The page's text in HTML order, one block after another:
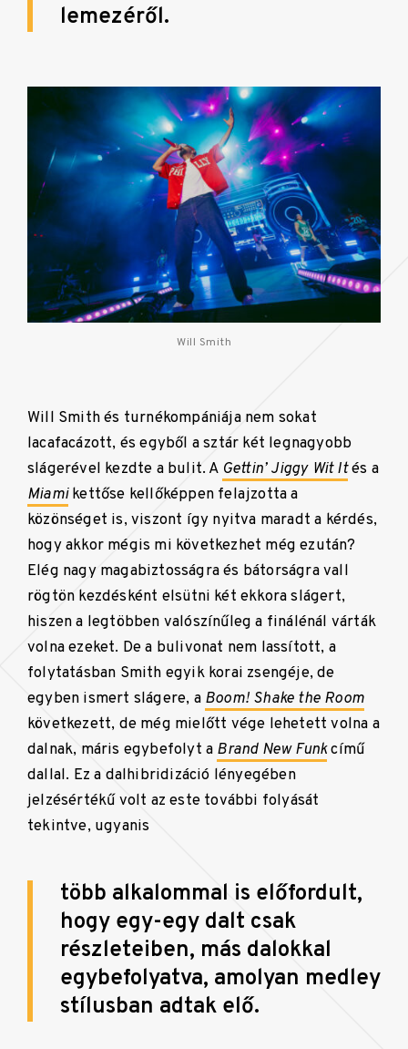
lemezéről.
Will Smith
Will Smith és turnékompániája nem sokat
lacafacázott, és egyből a sztár két legnagyobb
slágerével kezdte a bulit. A Gettin’ Jiggy Wit Ités a
Miamikettőse kellőképpen felajzotta a
közönséget is, viszont így nyitva maradt a kérdés,
hogy akkor mégis mi következhet még ezután?
Elég nagy magabiztosságra és bátorságra vall
rögtön kezdésként elsütni két ekkora slágert,
hiszen a legtöbben valószínűleg a finálénál várták
volna ezeket. De a bulivonat nem lassított, a
folytatásban Smith egyik korai zsengéje, de
egyben ismert slágere, a Boom! Shake the Room
következett, de még mielőtt vége lehetett volna a
dalnak, máris egybefolyt a Brand New Funkcímű
dallal. Ez a dalhibridizáció lényegében
jelzésértékű volt az este további folyását
tekintve, ugyanis
több alkalommal is előfordult,
hogy egy-egy dalt csak
részleteiben, más dalokkal
egybefolyatva, amolyan medley
stílusban adtak elő.